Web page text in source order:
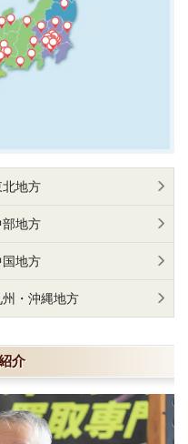
北地方
部地方
国地方
州・沖縄地方
介